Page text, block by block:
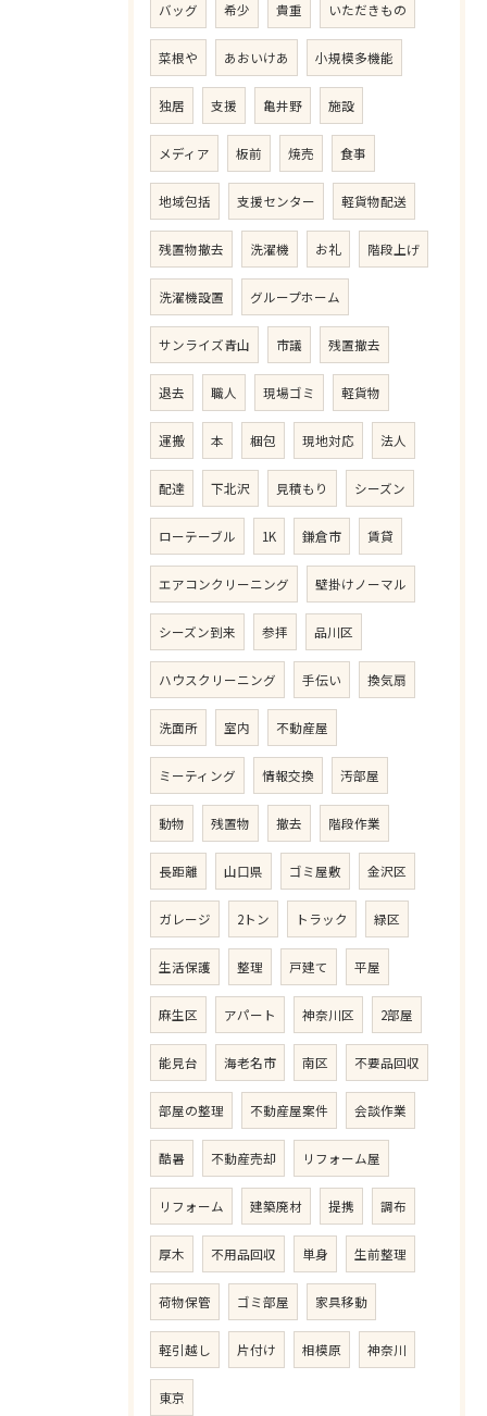
バッグ 希少 貴重 いただきもの
菜根や あおいけあ 小規模多機能
独居 支援 亀井野 施設
メディア 板前 焼売 食事
地域包括 支援センター 軽貨物配送
残置物撤去 洗濯機 お礼 階段上げ
洗濯機設置 グループホーム
サンライズ青山 市議 残置撤去
退去 職人 現場ゴミ 軽貨物
運搬 本 梱包 現地対応 法人
配達 下北沢 見積もり シーズン
ローテーブル 1K 鎌倉市 賃貸
エアコンクリーニング 壁掛けノーマル
シーズン到来 参拝 品川区
ハウスクリーニング 手伝い 換気扇
洗面所 室内 不動産屋
ミーティング 情報交換 汚部屋
動物 残置物 撤去 階段作業
長距離 山口県 ゴミ屋敷 金沢区
ガレージ 2トン トラック 緑区
生活保護 整理 戸建て 平屋
麻生区 アパート 神奈川区 2部屋
能見台 海老名市 南区 不要品回収
部屋の整理 不動産屋案件 会談作業
酷暑 不動産売却 リフォーム屋
リフォーム 建築廃材 提携 調布
厚木 不用品回収 単身 生前整理
荷物保管 ゴミ部屋 家具移動
軽引越し 片付け 相模原 神奈川
東京